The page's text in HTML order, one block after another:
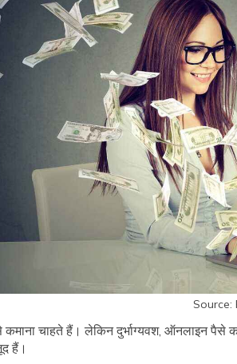
Source:
चाहते हैं। लेकिन दुर्भाग्यवश, ऑनलाइन पैसे
हैं।